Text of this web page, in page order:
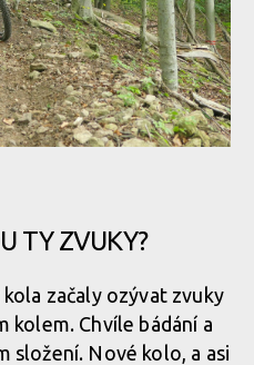
TY ZVUKY?
začaly ozývat zvuky
kolem. Chvíle bádání a
složení. Nové kolo, a asi